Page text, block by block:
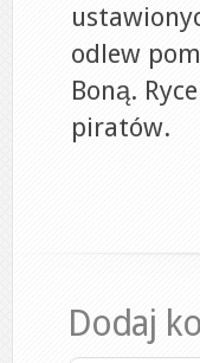
odlew
Boną.
piratów.
Dodaj